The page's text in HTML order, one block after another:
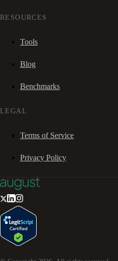
RESOURCES
Tools
Blog
Benchmarks
LEGAL
Terms of Service
Privacy Policy